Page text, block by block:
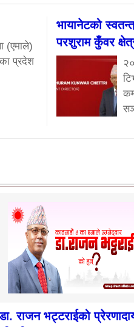
(एमाले)
प्रदेश
भायानेटको
परशुराम कुँवर
राजन भट्टराईको